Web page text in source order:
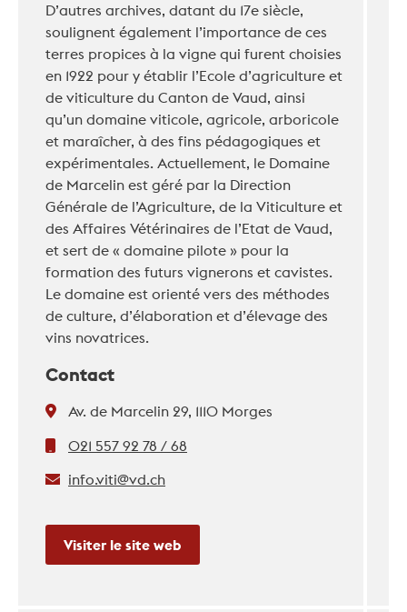
D’autres archives, datant du 17e siècle,
soulignent également l’importance de ces
terres propices à la vigne qui furent choisies
en 1922 pour y établir l’Ecole d’agriculture et
de viticulture du Canton de Vaud, ainsi
qu’un domaine viticole, agricole, arboricole
et maraîcher, à des fins pédagogiques et
expérimentales. Actuellement, le Domaine
de Marcelin est géré par la Direction
Générale de l’Agriculture, de la Viticulture et
des Affaires Vétérinaires de l’Etat de Vaud,
et sert de « domaine pilote » pour la
formation des futurs vignerons et cavistes.
Le domaine est orienté vers des méthodes
de culture, d’élaboration et d’élevage des
vins novatrices.
Contact
Av. de Marcelin 29, 1110 Morges
021 557 92 78 / 68
info.viti@vd.ch
Visiter le site web